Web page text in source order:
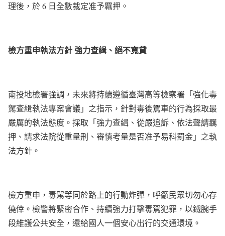
理後，於 6 日全數裁定准予羈押。
檢方重申執法方針 強力查緝、絕不寬貸
南投地檢署強調，未來將持續遵循臺灣高等檢察署「強化毒
駕查緝執法專案會議」之指示，針對毒後駕車的行為採取最
嚴厲的執法態度。採取「強力查緝、從嚴追訴、依法聲請羈
押、請求法院從重量刑、審慎考量是否准予易科罰金」之執
法方針。
檢方重申，毒駕等同於路上的行動炸彈，呼籲民眾切勿心存
僥倖。檢警將緊密合作、持續強力打擊毒駕犯罪，以鐵腕手
段維護公共安全，還給國人一個安心出行的交通環境。